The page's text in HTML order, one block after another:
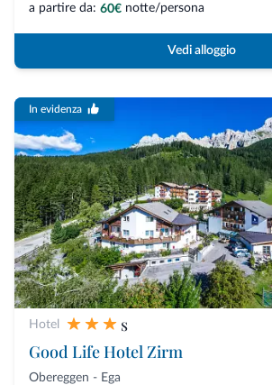
a partire da: 60€ notte/persona
Vedi alloggio
In evidenza
Hotel
s
Good Life Hotel Zirm
Obereggen - Ega